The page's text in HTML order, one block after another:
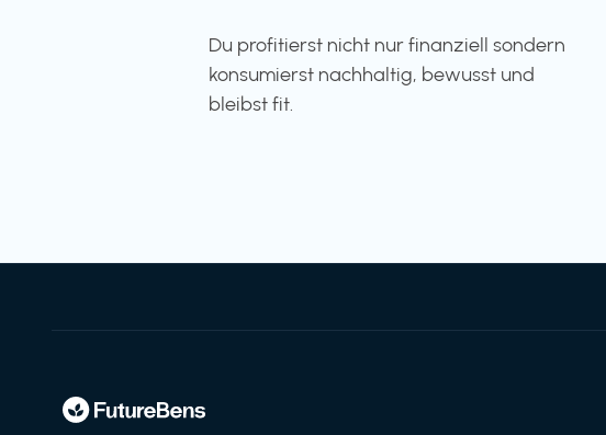
Du profitierst nicht nur finanziell sondern
konsumierst nachhaltig, bewusst und
bleibst fit.